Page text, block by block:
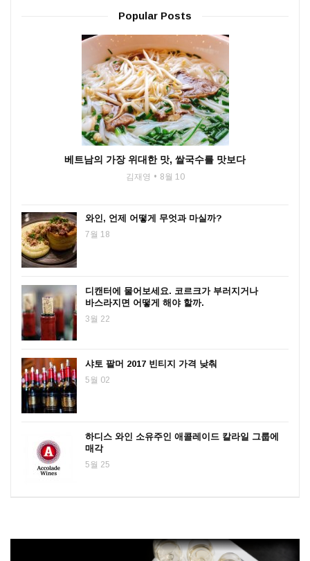
Popular Posts
베트남의 가장 위대한 맛, 쌀국수를 맛보다
김재영 8월 10
와인, 언제 어떻게 무엇과 마실까?
7월 18
디캔터에 물어보세요. 코르크가 부러지거나
바스라지면 어떻게 해야 할까.
3월 22
샤토 팔머 2017 빈티지 가격 낮춰
5월 02
하디스 와인 소유주인 애콜레이드 칼라일 그룹에
매각
5월 25